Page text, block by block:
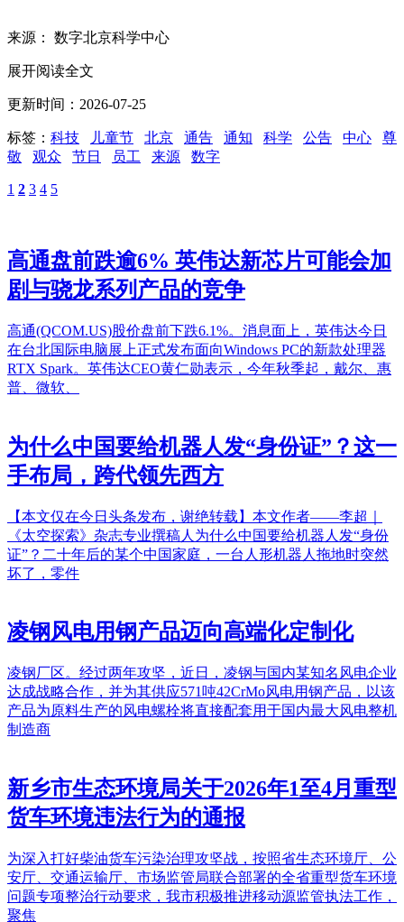
来源： 数字北京科学中心
展开阅读全文
更新时间：2026-07-25
标签： 科技 儿童节 北京 通告 通知 科学 公告 中心
尊
敬
观众 节日 员工 来源 数字
1 2 3 4 5
高通盘前跌逾6% 英伟达新芯片可能会加
剧与骁龙系列产品的竞争
高通(QCOM.US)股价盘前下跌6.1%。消息面上，英伟达今日
在台北国际电脑展上正式发布面向Windows PC的新款处理器
RTX Spark。英伟达CEO黄仁勋表示，今年秋季起，戴尔、惠
普、微软、
为什么中国要给机器人发“身份证”？这一
手布局，跨代领先西方
【本文仅在今日头条发布，谢绝转载】本文作者——李超｜
《太空探索》杂志专业撰稿人为什么中国要给机器人发“身份
证”？二十年后的某个中国家庭，一台人形机器人拖地时突然
坏了，零件
凌钢风电用钢产品迈向高端化定制化
凌钢厂区。经过两年攻坚，近日，凌钢与国内某知名风电企业
达成战略合作，并为其供应571吨42CrMo风电用钢产品，以该
产品为原料生产的风电螺栓将直接配套用于国内最大风电整机
制造商
新乡市生态环境局关于2026年1至4月重型
货车环境违法行为的通报
为深入打好柴油货车污染治理攻坚战，按照省生态环境厅、公
安厅、交通运输厅、市场监管局联合部署的全省重型货车环境
问题专项整治行动要求，我市积极推进移动源监管执法工作，
聚焦